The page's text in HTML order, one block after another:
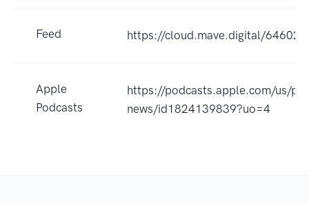
Feed https://cloud.mave.digital/64602
Apple
Podcasts
https://podcasts.apple.com/us/
news/id1824139839?uo=4